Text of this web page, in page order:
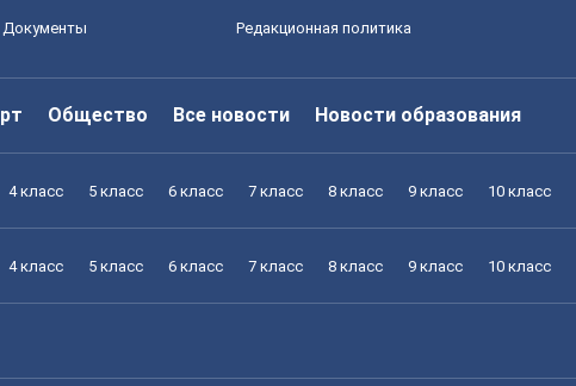
Документы Редакционная политика
Общество Все новости Новости образования
4 класс 5 класс 6 класс 7 класс 8 класс 9 класс 10 класс
4 класс 5 класс 6 класс 7 класс 8 класс 9 класс 10 класс